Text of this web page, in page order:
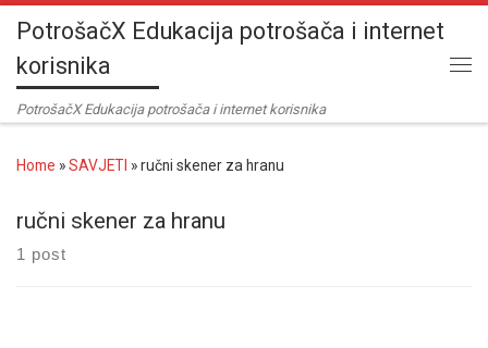
Skip to content
PotrošačX Edukacija potrošača i internet
korisnika
PotrošačX Edukacija potrošača i internet korisnika
Home »SAVJETI »ručni skener za hranu
ručni skener za hranu
1 post